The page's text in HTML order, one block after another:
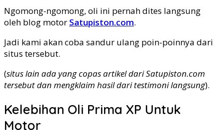
Ngomong-ngomong, oli ini pernah dites langsung
oleh blog motor Satupiston.com.
Jadi kami akan coba sandur ulang poin-poinnya dari
situs tersebut.
(situs lain ada yang copas artikel dari Satupiston.com
tersebut dan mengklaim hasil dari testimoni langsung).
Kelebihan Oli Prima XP Untuk
Motor